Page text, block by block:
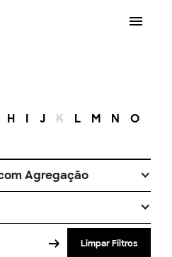
H I J K L M N O
Agregação
Limpar Filtros